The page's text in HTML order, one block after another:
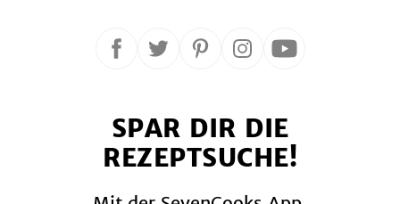
Folge
Facebook
Folge
Twitter
Folge
Pinterest
Folge
Instagram
Folge
YouTube
SPAR DIR DIE
REZEPTSUCHE!